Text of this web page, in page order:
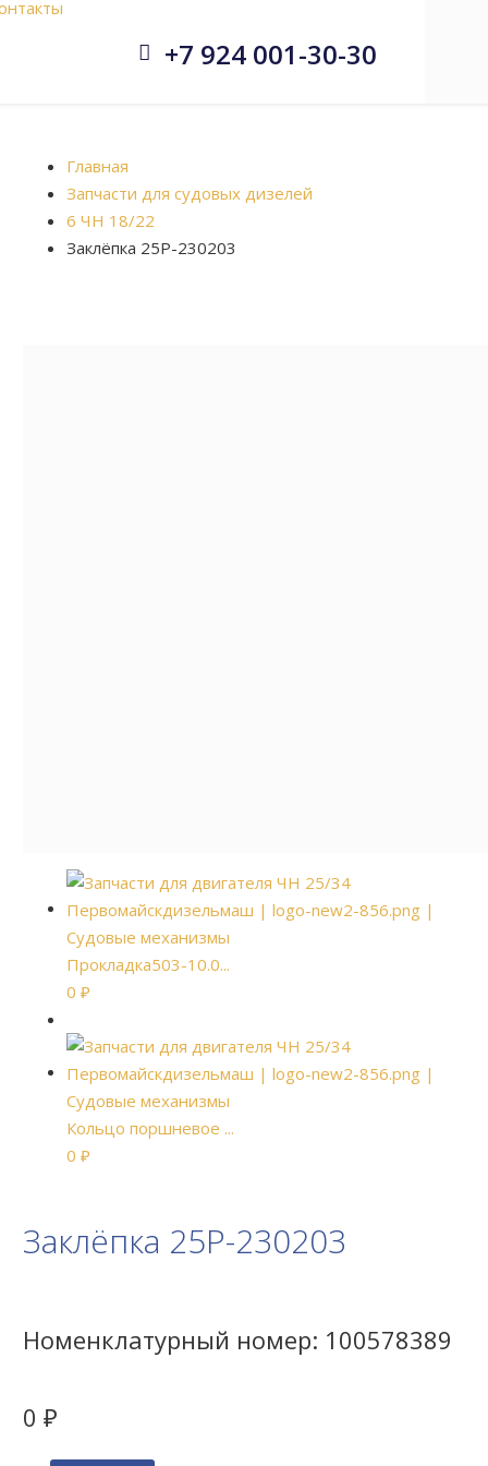

 +7 924 001-30-30
Главная
Запчасти для судовых дизелей
6 ЧН 18/22
Заклёпка 25Р-230203
Прокладка503-10.0...
0 ₽
Кольцо поршневое ...
0 ₽
Заклёпка 25Р-230203
Номенклатурный номер: 100578389
0 ₽